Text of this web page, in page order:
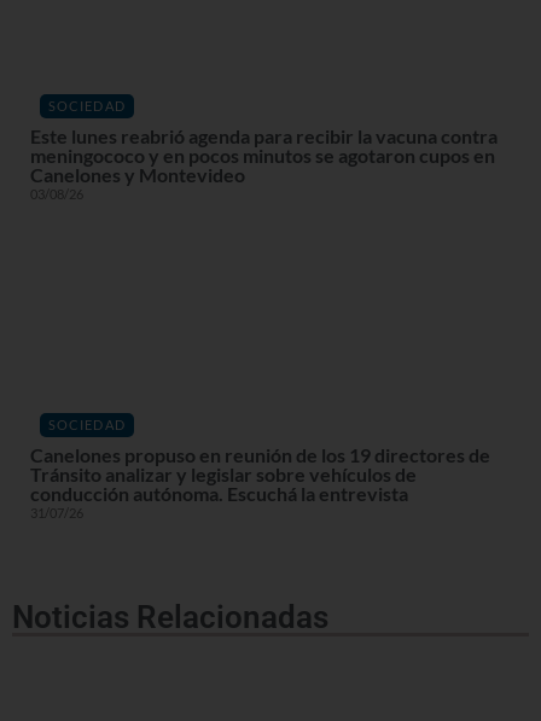
SOCIEDAD
Este lunes reabrió agenda para recibir la vacuna contra
meningococo y en pocos minutos se agotaron cupos en
Canelones y Montevideo
03/08/26
SOCIEDAD
Canelones propuso en reunión de los 19 directores de
Tránsito analizar y legislar sobre vehículos de
conducción autónoma. Escuchá la entrevista
31/07/26
Noticias Relacionadas